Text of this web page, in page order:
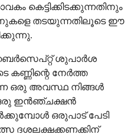
കെട്ടിക്കിടക്കുന്നതിനും
തടയുന്നതിലൂടെ ഈ
ശുപാർശ
കണ്ണിന്റെ നേർത്ത
ഒരു അവസ്ഥ നിങ്ങൾ
ഒരു ഇൻഞ്ചക്ഷൻ
ഒരുപാട് പേടി
ദശലക്ഷക്കണക്കിന്